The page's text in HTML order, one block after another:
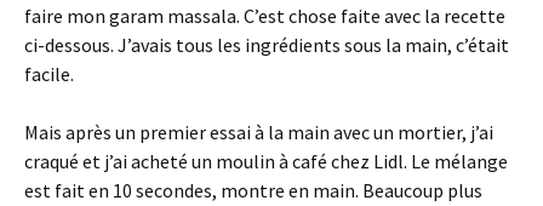
faire mon garam massala. C’est chose faite avec la recette
ci-dessous. J’avais tous les ingrédients sous la main, c’était
facile.
Mais après un premier essai à la main avec un mortier, j’ai
craqué et j’ai acheté un moulin à café chez Lidl. Le mélange
est fait en 10 secondes, montre en main. Beaucoup plus